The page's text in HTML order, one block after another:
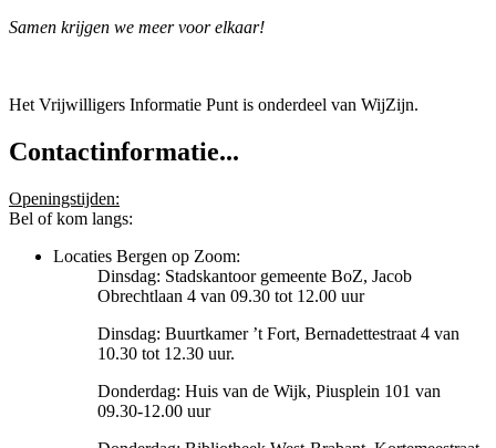
Samen krijgen we meer voor elkaar!
Het Vrijwilligers Informatie Punt is onderdeel van WijZijn.
Contactinformatie...
Openingstijden:
Bel of kom langs:
Locaties Bergen op Zoom:
Dinsdag: Stadskantoor gemeente BoZ, Jacob
Obrechtlaan 4 van 09.30 tot 12.00 uur
Dinsdag: Buurtkamer ’t Fort, Bernadettestraat 4 van
10.30 tot 12.30 uur.
Donderdag: Huis van de Wijk, Piusplein 101 van
09.30-12.00 uur